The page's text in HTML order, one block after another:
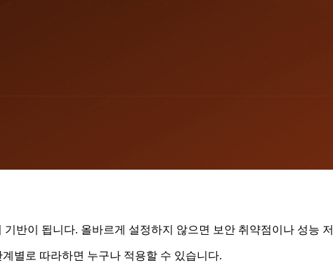
반이 됩니다. 올바르게 설정하지 않으면 보안 취약점이나 성능
별로 따라하면 누구나 적용할 수 있습니다.